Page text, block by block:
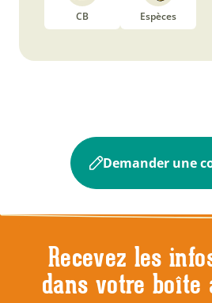
CB Espèces
Demander une
Recevez les
dans votre boîte